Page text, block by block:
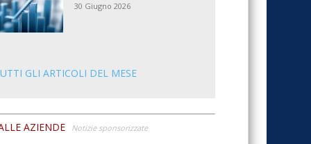
30 Giugno 2026
GLI ARTICOLI DEL MESE
AZIENDE Notizie sponsorizzate